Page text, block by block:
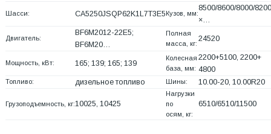
Шасси: CA5250JSQP62K1L7T3E5Кузов, мм:
8500/8600/8000/8200
×…
Двигатель:
BF6M2012-22E5;
BF6M20…
Полная
масса, кг:
24520
Мощность, кВт: 165; 139; 165; 139
Колесная
база, мм:
2200+5100, 2200+
4800
Топливо: дизельное топливо Шины: 10.00-20, 10.00R20
Грузоподъемность, кг:10025, 10425
Нагрузки
по
осям, кг:
6510/6510/11500